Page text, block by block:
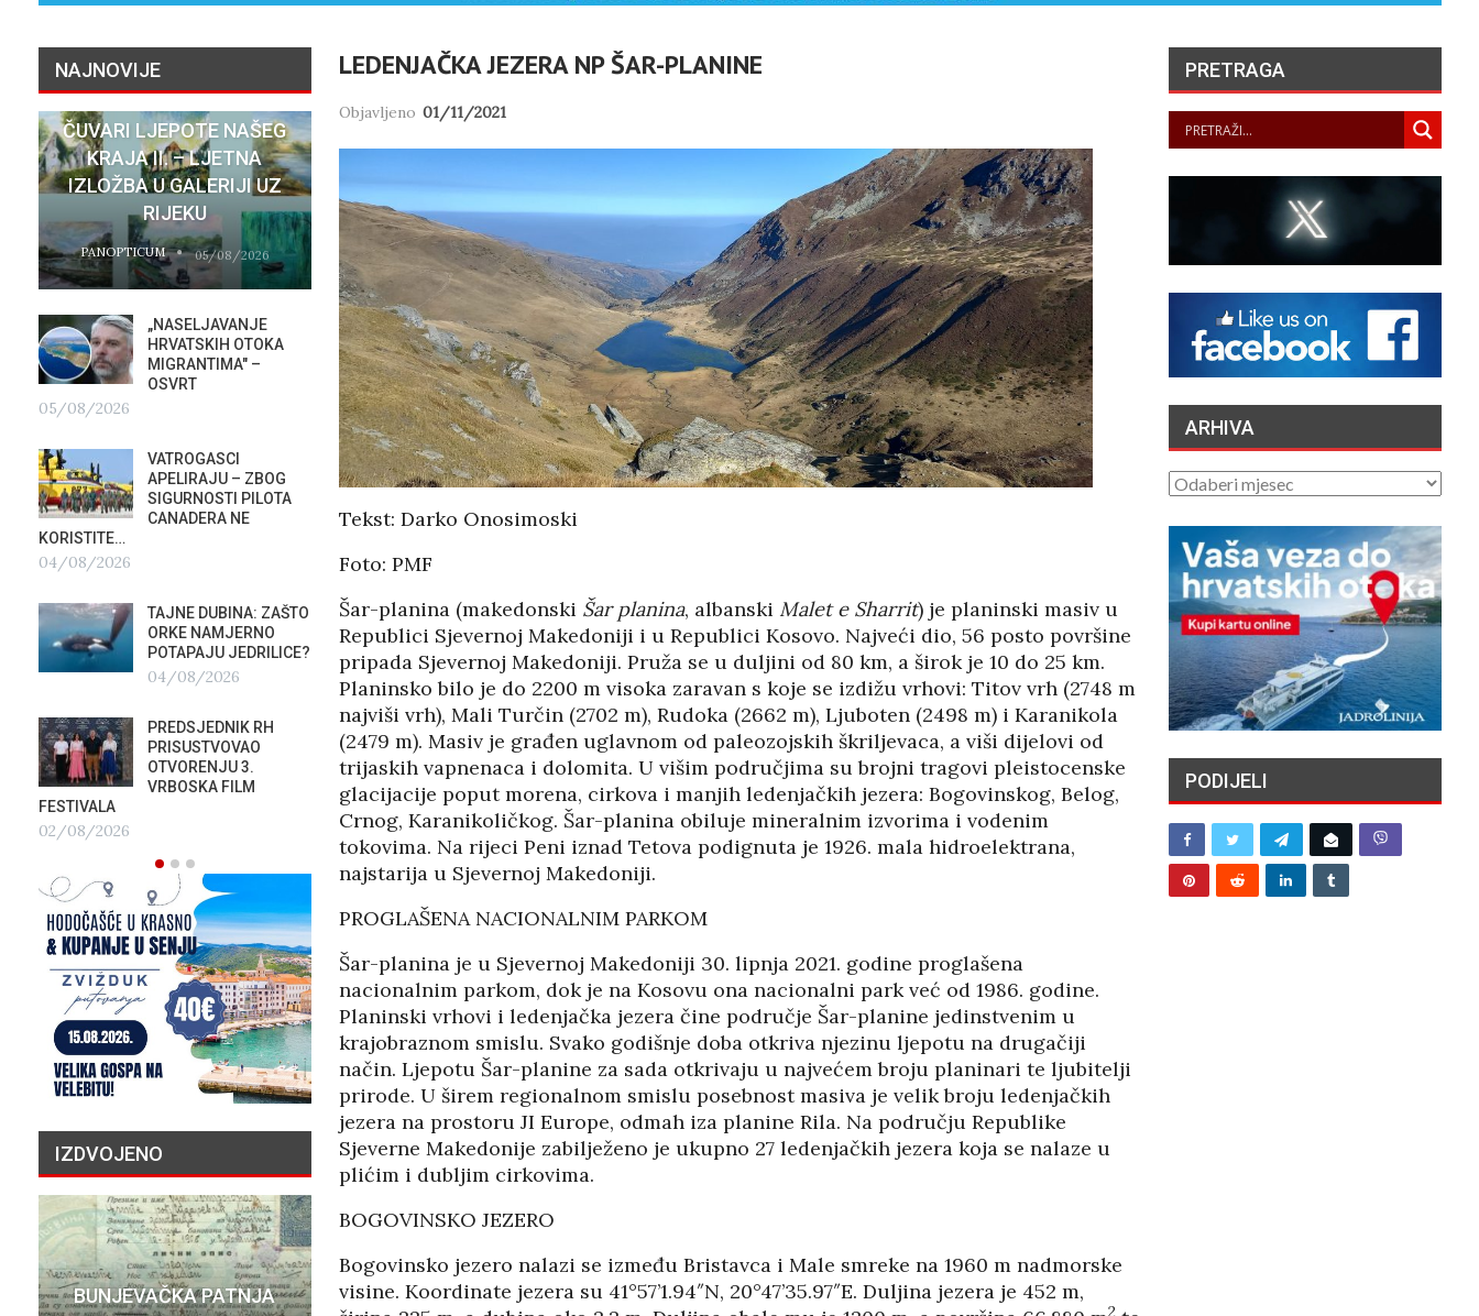
LEDENJAČKA JEZERA NP ŠAR-PLANINE
Objavljeno 01/11/2021
Tekst: Darko Onosimoski
Foto: PMF
Šar-planina (makedonski Šar planina, albanski Malet e Sharrit) je planinski masiv u
Republici Sjevernoj Makedoniji i u Republici Kosovo. Najveći dio, 56 posto površine
pripada Sjevernoj Makedoniji. Pruža se u duljini od 80 km, a širok je 10 do 25 km.
Planinsko bilo je do 2200 m visoka zaravan s koje se izdižu vrhovi: Titov vrh (2748 m
najviši vrh), Mali Turčin (2702 m), Rudoka (2662 m), Ljuboten (2498 m) i Karanikola
(2479 m). Masiv je građen uglavnom od paleozojskih škriljevaca, a viši dijelovi od
trijaskih vapnenaca i dolomita. U višim područjima su brojni tragovi pleistocenske
glacijacije poput morena, cirkova i manjih ledenjačkih jezera: Bogovinskog, Belog,
Crnog, Karanikoličkog. Šar-planina obiluje mineralnim izvorima i vodenim
tokovima. Na rijeci Peni iznad Tetova podignuta je 1926. mala hidroelektrana,
najstarija u Sjevernoj Makedoniji.
PROGLAŠENA NACIONALNIM PARKOM
Šar-planina je u Sjevernoj Makedoniji 30. lipnja 2021. godine proglašena
nacionalnim parkom, dok je na Kosovu ona nacionalni park već od 1986. godine.
Planinski vrhovi i ledenjačka jezera čine područje Šar-planine jedinstvenim u
krajobraznom smislu. Svako godišnje doba otkriva njezinu ljepotu na drugačiji
način. Ljepotu Šar-planine za sada otkrivaju u najvećem broju planinari te ljubitelji
prirode. U širem regionalnom smislu posebnost masiva je velik broju ledenjačkih
jezera na prostoru JI Europe, odmah iza planine Rila. Na području Republike
Sjeverne Makedonije zabilježeno je ukupno 27 ledenjačkih jezera koja se nalaze u
plićim i dubljim cirkovima.
BOGOVINSKO JEZERO
Bogovinsko jezero nalazi se između Bristavca i Male smreke na 1960 m nadmorske
visine. Koordinate jezera su 41°57’1.94″N, 20°47’35.97″E. Duljina jezera je 452 m,
NAJNOVIJE
ČUVARI LJEPOTE NAŠEG
KRAJA II. – LJETNA
IZLOŽBA U GALERIJI UZ
RIJEKU
PANOPTICUM 05/08/2026
„NASELJAVANJE
HRVATSKIH OTOKA
MIGRANTIMA″ –
OSVRT
05/08/2026
VATROGASCI
APELIRAJU – ZBOG
SIGURNOSTI PILOTA
CANADERA NE
KORISTITE…
04/08/2026
TAJNE DUBINA: ZAŠTO
ORKE NAMJERNO
POTAPAJU JEDRILICE?
04/08/2026
PREDSJEDNIK RH
PRISUSTVOVAO
OTVORENJU 3.
VRBOSKA FILM
FESTIVALA
02/08/2026
NATASHA SRDOC: TKO
HOTELA COSTABELLA U
RIJECI?
PANOPTICUM 02/08/2026
MOBILNI TURIZAM
REPUBLIKE HRVATSKE
02/08/2026
SUBOTIČKU KASTU
KRASI MANJAK
DEMOKRATSKIH
VRIJEDNOSTI I
01/08/2026
SRPSKE POLITIKE
01/08/2026
MIROVINE IZ DRUGOG
STUPA SU
31/07/2026
U OMIŠLJU OTVORENA
IZLOŽBA MARGERITE
RAKIĆ
PANOPTICUM 30/07/2026
HRVATSKA MEĐU
VODEĆIM ZEMLJAMA
EU PO KUPNJI E-
KNJIGA I
AUDIOKNJIGA
29/07/2026
TKO JE KANDIDAT ZA
NOVOIZGRAĐENIH
STAMBENIH
OBJEKATA SA 152…
28/07/2026
DSHV IZMEĐU
POLITIČKOG
PRIJEPORA – PISMO
PREDSJEDNIKA MO
27/07/2026
ČUVARI LJEPOTE NAŠEG
KRAJA II. – LJETNA
IZLOŽBA U GALERIJI UZ
RIJEKU
PANOPTICUM
„NASELJAVANJE
HRVATSKIH OTOKA
MIGRANTIMA″ –
OSVRT
05/08/2026
VATROGASCI
APELIRAJU – ZBOG
SIGURNOSTI PILOTA
TAJNE DUBINA: ZAŠTO
ORKE NAMJERNO
POTAPAJU JEDRILICE?
04/08/2026
PREDSJEDNIK RH
PRISUSTVOVAO
OTVORENJU 3.
VRBOSKA FILM
FESTIVALA
02/08/2026
IZDVOJENO
BUNJEVAČKA PATNJA
PRIČA O NESTALIM
MILIJUNIMA
OSUĐENI NA
ASIMILACIJU
BUNJEVAČKA PATNJA
PRETRAGA
ARHIVA
ARHIVA
PODIJELI